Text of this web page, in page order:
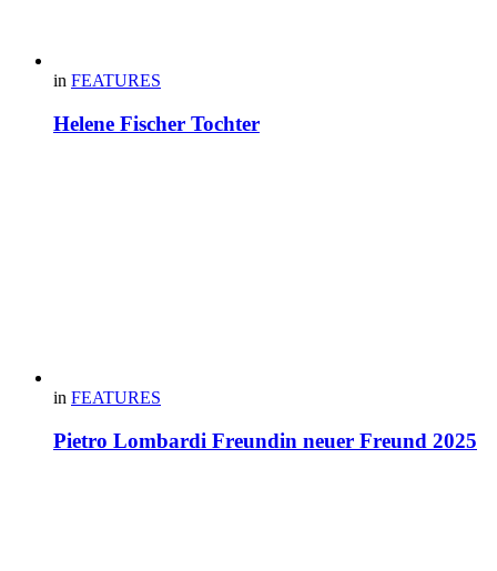
in FEATURES
Helene Fischer Tochter
in FEATURES
Pietro Lombardi Freundin neuer Freund 2025